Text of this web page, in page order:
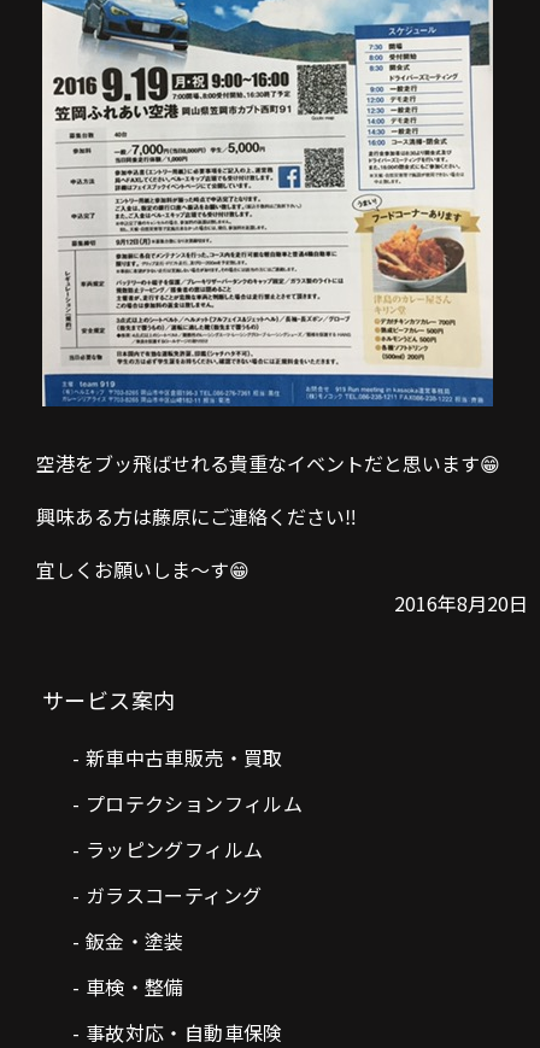
空港をブッ飛ばせれる貴重なイベントだと思います😁
興味ある方は藤原にご連絡ください‼️
宜しくお願いしま〜す😁
2016年8月20日
サービス案内
新車中古車販売・買取
プロテクションフィルム
ラッピングフィルム
ガラスコーティング
鈑金・塗装
車検・整備
事故対応・自動車保険